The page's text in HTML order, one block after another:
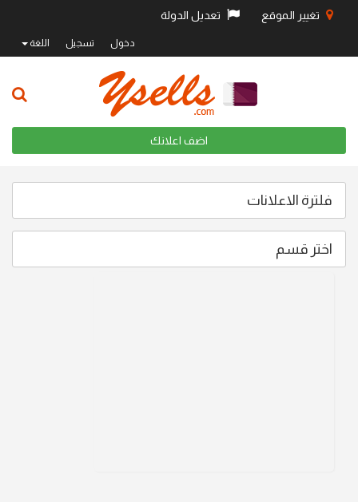
تغيير الموقع تعديل الدولة
دخول تسجيل اللغة
اضف اعلانك
فلترة الاعلانات
اختر قسم